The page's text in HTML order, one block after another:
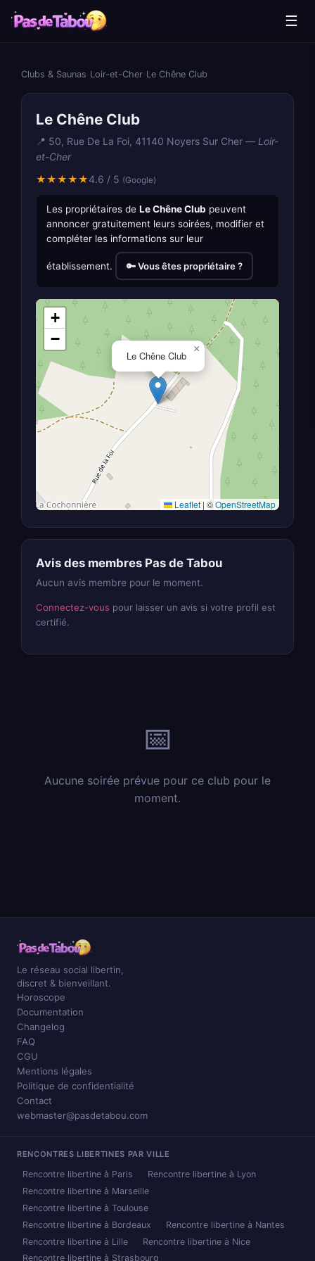
☰
Clubs & Saunas Loir-et-Cher Le Chêne Club
Le Chêne Club
📍 50, Rue De La Foi, 41140 Noyers Sur Cher — Loir-
et-Cher
★★★★★4.6 / 5 (Google)
Les propriétaires de Le Chêne Club peuvent
annoncer gratuitement leurs soirées, modifier et
compléter les informations sur leur
établissement. 🔑 Vous êtes propriétaire ?
Le Chêne Club
×
+
−
Leaflet | ©OpenStreetMap
Avis des membres Pas de Tabou
Aucun avis membre pour le moment.
Connectez-vous pour laisser un avis si votre profil est
certifié.
📅
Aucune soirée prévue pour ce club pour le
moment.
Le réseau social libertin,
discret & bienveillant.
Horoscope
Documentation
Changelog
FAQ
CGU
Mentions légales
Politique de confidentialité
Contact
webmaster@pasdetabou.com
RENCONTRES LIBERTINES PAR VILLE
Rencontre libertine à Paris
Rencontre libertine à Lyon
Rencontre libertine à Marseille
Rencontre libertine à Toulouse
Rencontre libertine à Bordeaux
Rencontre libertine à Nantes
Rencontre libertine à Lille
Rencontre libertine à Nice
Rencontre libertine à Strasbourg